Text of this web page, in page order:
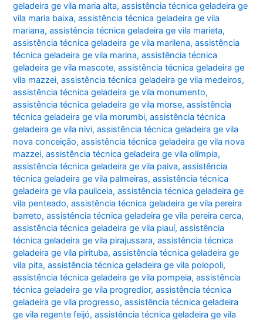
geladeira ge vila maria alta,assistência técnica geladeira ge
vila maria baixa,assistência técnica geladeira ge vila
mariana,assistência técnica geladeira ge vila marieta,
assistência técnica geladeira ge vila marilena,assistência
técnica geladeira ge vila marina,assistência técnica
geladeira ge vila mascote,assistência técnica geladeira ge
vila mazzei,assistência técnica geladeira ge vila medeiros,
assistência técnica geladeira ge vila monumento,
assistência técnica geladeira ge vila morse,assistência
técnica geladeira ge vila morumbi,assistência técnica
geladeira ge vila nivi,assistência técnica geladeira ge vila
nova conceição,assistência técnica geladeira ge vila nova
mazzei,assistência técnica geladeira ge vila olímpia,
assistência técnica geladeira ge vila paiva,assistência
técnica geladeira ge vila palmeiras,assistência técnica
geladeira ge vila pauliceia,assistência técnica geladeira ge
vila penteado,assistência técnica geladeira ge vila pereira
barreto,assistência técnica geladeira ge vila pereira cerca,
assistência técnica geladeira ge vila piauí,assistência
técnica geladeira ge vila pirajussara,assistência técnica
geladeira ge vila pirituba,assistência técnica geladeira ge
vila pita,assistência técnica geladeira ge vila polopoli,
assistência técnica geladeira ge vila pompeia,assistência
técnica geladeira ge vila progredior,assistência técnica
geladeira ge vila progresso,assistência técnica geladeira
ge vila regente feijó,assistência técnica geladeira ge vila